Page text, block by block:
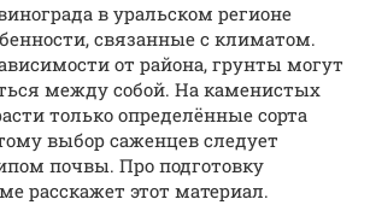
в уральском регионе
связанные с климатом.
от района, грунты могут
между собой. На каменистых
только определённые сорта
выбор саженцев следует
почвы. Про подготовку
расскажет этот материал.